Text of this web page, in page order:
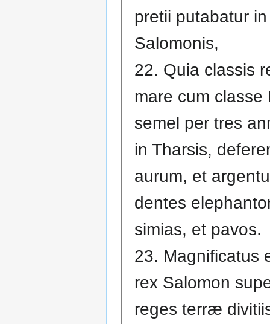
pretii putabatur
Salomonis,
22. Quia classis
mare cum classe
semel per tres
in Tharsis,
aurum, et
dentes
simias, et pavos.
23. Magnificatus
rex Salomon
reges terræ